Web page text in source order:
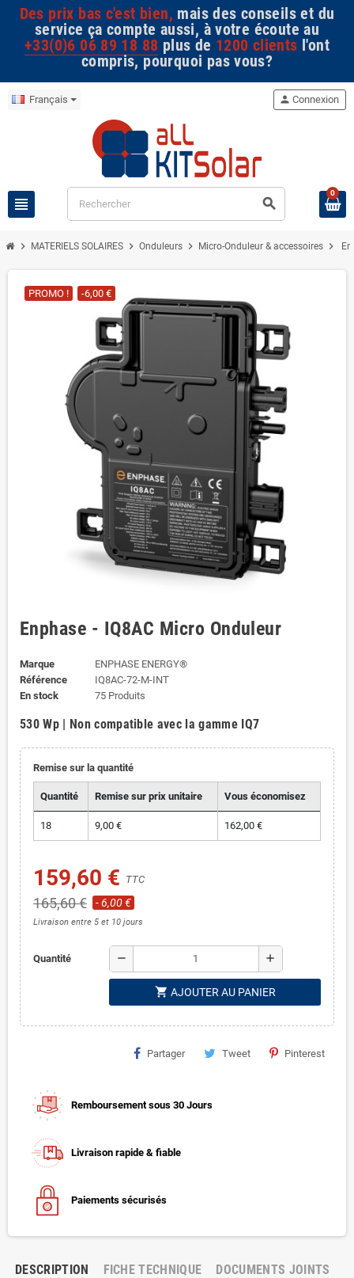
Des prix bas c'est bien, mais des conseils et du
service ça compte aussi, à votre écoute au
+33(0)6 06 89 18 88 plus de 1200 clients l'ont
compris, pourquoi pas vous?
Français
view_headline search
person Connexion
0
chevron_right MATERIELS SOLAIRES chevron_right Onduleurs chevron_right Micro-Onduleur & accessoires chevron_right
PROMO ! -6,00 €
Enphase - IQ8AC Micro Onduleur
Marque
ENPHASE ENERGY®
Référence
IQ8AC-72-M-INT
En stock
75 Produits
530 Wp | Non compatible avec la gamme IQ7
Remise sur la quantité
Quantité Remise sur prix unitaire Vous économisez
18 9,00 € 162,00 €
159,60 € TTC
165,60 € - 6,00 €
Livraison entre 5 et 10 jours
Quantité remove add
shopping_cart AJOUTER AU PANIER
Partager Tweet Pinterest
Remboursement sous 30 Jours
Livraison rapide & fiable
Paiements sécurisés
DESCRIPTION FICHE TECHNIQUE DOCUMENTS JOINTS